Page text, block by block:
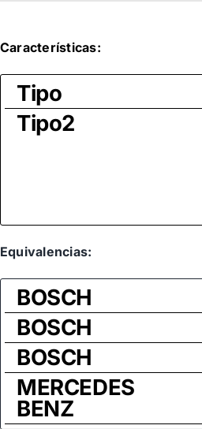
Características:
Tipo
Tipo2
Equivalencias:
BOSCH
BOSCH
BOSCH
MERCEDES
BENZ